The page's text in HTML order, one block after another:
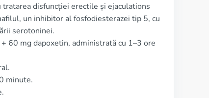
disfuncției erectile și ejaculations
un inhibitor al fosfodiesterazei tip 5, cu
serotoninei.
60 mg dapoxetin, administrată cu 1–3 ore
minute.